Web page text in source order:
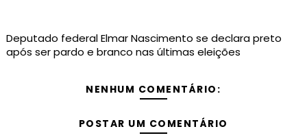
Deputado federal Elmar Nascimento se declara preto
após ser pardo e branco nas últimas eleições
NENHUM COMENTÁRIO:
POSTAR UM COMENTÁRIO